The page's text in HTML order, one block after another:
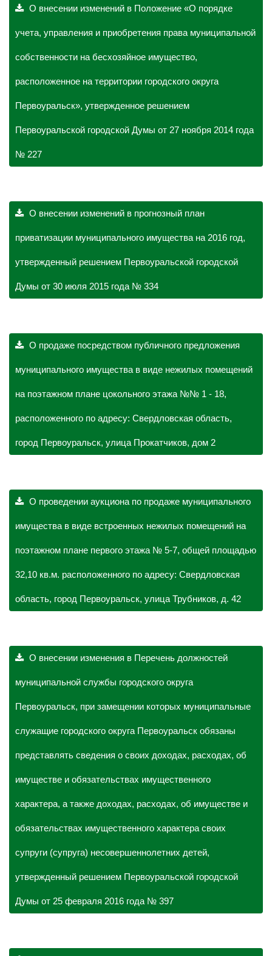
О внесении изменений в Положение «О порядке
учета, управления и приобретения права муниципальной
собственности на бесхозяйное имущество,
расположенное на территории городского округа
Первоуральск», утвержденное решением
Первоуральской городской Думы от 27 ноября 2014 года
№ 227
О внесении изменений в прогнозный план
приватизации муниципального имущества на 2016 год,
утвержденный решением Первоуральской городской
Думы от 30 июля 2015 года № 334
О продаже посредством публичного предложения
муниципального имущества в виде нежилых помещений
на поэтажном плане цокольного этажа №№ 1 - 18,
расположенного по адресу: Свердловская область,
город Первоуральск, улица Прокатчиков, дом 2
О проведении аукциона по продаже муниципального
имущества в виде встроенных нежилых помещений на
поэтажном плане первого этажа № 5-7, общей площадью
32,10 кв.м. расположенного по адресу: Свердловская
область, город Первоуральск, улица Трубников, д. 42
О внесении изменения в Перечень должностей
муниципальной службы городского округа
Первоуральск, при замещении которых муниципальные
служащие городского округа Первоуральск обязаны
представлять сведения о своих доходах, расходах, об
имуществе и обязательствах имущественного
характера, а также доходах, расходах, об имуществе и
обязательствах имущественного характера своих
супруги (супруга) несовершеннолетних детей,
утвержденный решением Первоуральской городской
Думы от 25 февраля 2016 года № 397